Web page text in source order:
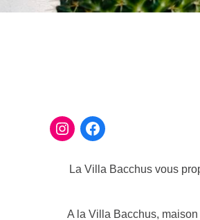
La Villa Bacchus vous
A la Villa Bacchus,